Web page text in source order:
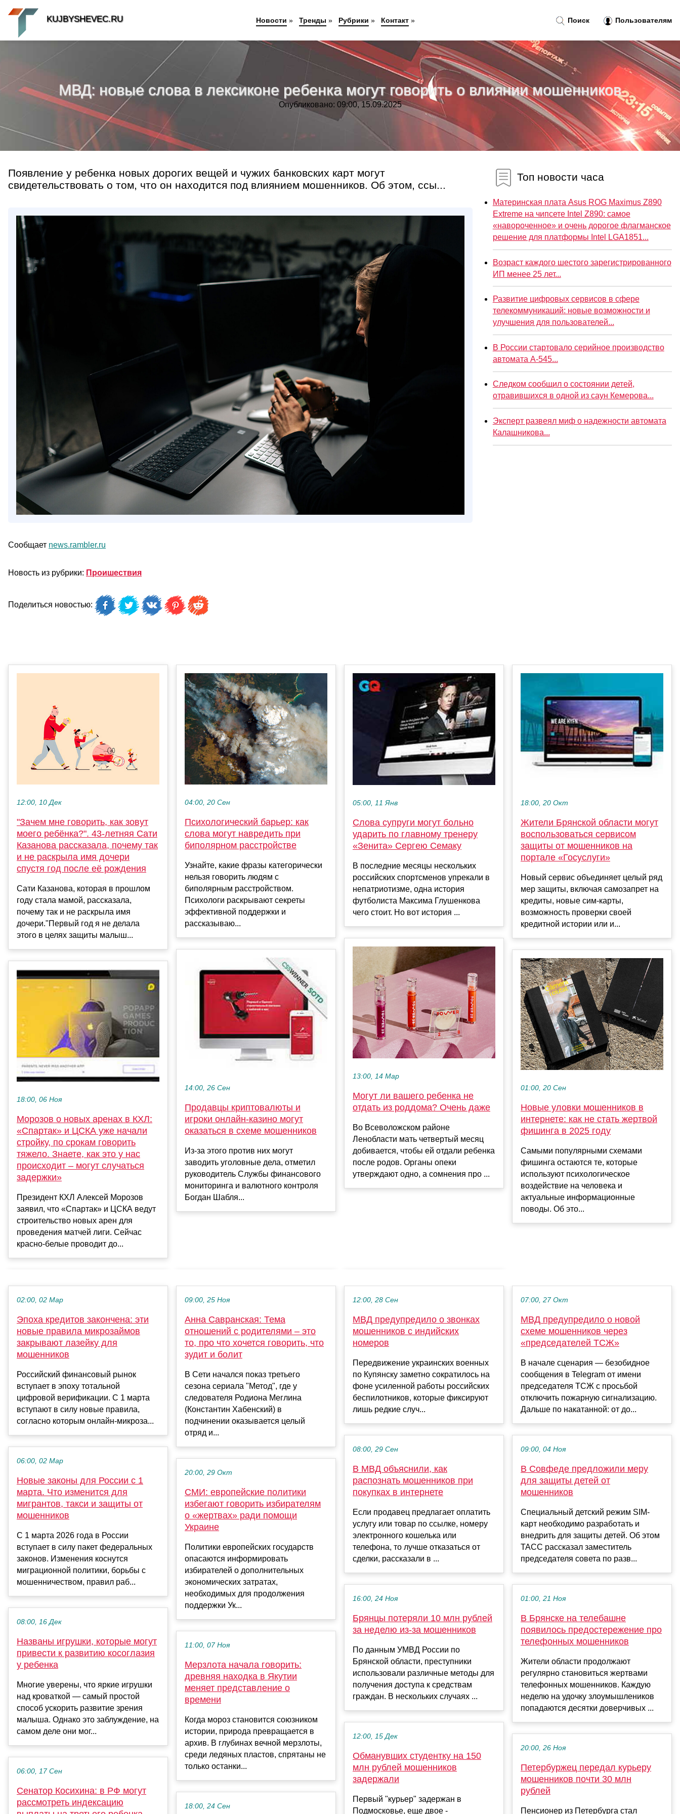
МВД: новые слова в лексиконе ребенка могут говорить о влиянии мошенников
Опубликовано: 09:00, 15.09.2025
Появление у ребенка новых дорогих вещей и чужих банковских карт могут
свидетельствовать о том, что он находится под влиянием мошенников. Об этом, ссы...
Сообщает news.rambler.ru
Новость из рубрики: Проишествия
Поделиться новостью:
Топ новости часа
Материнская плата Asus ROG Maximus Z890
Extreme на чипсете Intel Z890: самое
«навороченное» и очень дорогое флагманское
решение для платформы Intel LGA1851...
Возраст каждого шестого зарегистрированного
ИП менее 25 лет...
Развитие цифровых сервисов в сфере
телекоммуникаций: новые возможности и
улучшения для пользователей...
В России стартовало серийное производство
автомата А-545...
Следком сообщил о состоянии детей,
отравившихся в одной из саун Кемерова...
Эксперт развеял миф о надежности автомата
Калашникова...
12:00, 10 Дек
"Зачем мне говорить, как зовут
моего ребёнка?". 43-летняя Сати
Казанова рассказала, почему так
и не раскрыла имя дочери
спустя год после её рождения
Сати Казанова, которая в прошлом
году стала мамой, рассказала,
почему так и не раскрыла имя
дочери."Первый год я не делала
этого в целях защиты малыш...
18:00, 06 Ноя
Морозов о новых аренах в КХЛ:
«Спартак» и ЦСКА уже начали
стройку, по срокам говорить
тяжело. Знаете, как это у нас
происходит – могут случаться
задержки»
Президент КХЛ Алексей Морозов
заявил, что «Спартак» и ЦСКА ведут
строительство новых арен для
проведения матчей лиги. Сейчас
красно-белые проводит до...
04:00, 20 Сен
Психологический барьер: как
слова могут навредить при
биполярном расстройстве
Узнайте, какие фразы категорически
нельзя говорить людям с
биполярным расстройством.
Психологи раскрывают секреты
эффективной поддержки и
рассказываю...
14:00, 26 Сен
Продавцы криптовалюты и
игроки онлайн-казино могут
оказаться в схеме мошенников
Из-за этого против них могут
заводить уголовные дела, отметил
руководитель Службы финансового
мониторинга и валютного контроля
Богдан Шабля...
05:00, 11 Янв
Слова супруги могут больно
ударить по главному тренеру
«Зенита» Сергею Семаку
В последние месяцы нескольких
российских спортсменов упрекали в
непатриотизме, одна история
футболиста Максима Глушенкова
чего стоит. Но вот история ...
13:00, 14 Мар
Могут ли вашего ребенка не
отдать из роддома? Очень даже
Во Всеволожском районе
Ленобласти мать четвертый месяц
добивается, чтобы ей отдали ребенка
после родов. Органы опеки
утверждают одно, а сомнения про ...
18:00, 20 Окт
Жители Брянской области могут
воспользоваться сервисом
защиты от мошенников на
портале «Госуслуги»
Новый сервис объединяет целый ряд
мер защиты, включая самозапрет на
кредиты, новые сим-карты,
возможность проверки своей
кредитной истории или и...
01:00, 20 Сен
Новые уловки мошенников в
интернете: как не стать жертвой
фишинга в 2025 году
Самыми популярными схемами
фишинга остаются те, которые
используют психологическое
воздействие на человека и
актуальные информационные
поводы. Об это...
02:00, 02 Мар
Эпоха кредитов закончена: эти
новые правила микрозаймов
закрывают лазейку для
мошенников
Российский финансовый рынок
вступает в эпоху тотальной
цифровой верификации. С 1 марта
вступают в силу новые правила,
согласно которым онлайн-микроза...
06:00, 02 Мар
Новые законы для России с 1
марта. Что изменится для
мигрантов, такси и защиты от
мошенников
С 1 марта 2026 года в России
вступает в силу пакет федеральных
законов. Изменения коснутся
миграционной политики, борьбы с
мошенничеством, правил раб...
08:00, 16 Дек
Названы игрушки, которые могут
привести к развитию косоглазия
у ребенка
Многие уверены, что яркие игрушки
над кроваткой — самый простой
способ ускорить развитие зрения
малыша. Однако это заблуждение, на
самом деле они мог...
06:00, 17 Сен
Сенатор Косихина: в РФ могут
рассмотреть индексацию
09:00, 25 Ноя
Анна Савранская: Тема
отношений с родителями – это
то, про что хочется говорить, что
зудит и болит
В Сети начался показ третьего
сезона сериала "Метод", где у
следователя Родиона Меглина
(Константин Хабенский) в
подчинении оказывается целый
отряд и...
20:00, 29 Окт
СМИ: европейские политики
избегают говорить избирателям
о «жертвах» ради помощи
Украине
Политики европейских государств
опасаются информировать
избирателей о дополнительных
экономических затратах,
необходимых для продолжения
поддержки Ук...
11:00, 07 Ноя
Мерзлота начала говорить:
древняя находка в Якутии
меняет представление о
времени
Когда мороз становится союзником
истории, природа превращается в
архив. В глубинах вечной мерзлоты,
среди ледяных пластов, спрятаны не
только останки...
18:00, 24 Сен
12:00, 28 Сен
МВД предупредило о звонках
мошенников с индийских
номеров
Передвижение украинских военных
по Купянску заметно сократилось на
фоне усиленной работы российских
беспилотников, которые фиксируют
лишь редкие случ...
08:00, 29 Сен
В МВД объяснили, как
распознать мошенников при
покупках в интернете
Если продавец предлагает оплатить
услугу или товар по ссылке, номеру
электронного кошелька или
телефона, то лучше отказаться от
сделки, рассказали в ...
16:00, 24 Ноя
Брянцы потеряли 10 млн рублей
за неделю из-за мошенников
По данным УМВД России по
Брянской области, преступники
использовали различные методы для
получения доступа к средствам
граждан. В нескольких случаях ...
12:00, 15 Дек
Обманувших студентку на 150
млн рублей мошенников
задержали
Первый "курьер" задержан в
Подмосковье, еще двое -
07:00, 27 Окт
МВД предупредило о новой
схеме мошенников через
«председателей ТСЖ»
В начале сценария — безобидное
сообщения в Telegram от имени
председателя ТСЖ с просьбой
отключить пожарную сигнализацию.
Дальше по накатанной: от до...
09:00, 04 Ноя
В Совфеде предложили меру
для защиты детей от
мошенников
Специальный детский режим SIM-
карт необходимо разработать и
внедрить для защиты детей. Об этом
ТАСС рассказал заместитель
председателя совета по разв...
01:00, 21 Ноя
В Брянске на телебашне
появилось предостережение про
телефонных мошенников
Жители области продолжают
регулярно становиться жертвами
телефонных мошенников. Каждую
неделю на удочку злоумышлеников
попадаются десятки доверчивых ...
20:00, 26 Ноя
Петербуржец передал курьеру
мошенников почти 30 млн
рублей
Пенсионер из Петербурга стал
Поиск Пользователям
KUJBYSHEVEC.RU Новости » Тренды » Рубрики » Контакт»